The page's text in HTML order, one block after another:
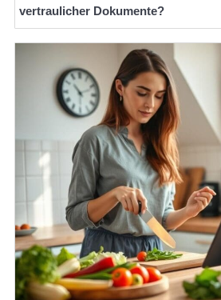
vertraulicher Dokumente?